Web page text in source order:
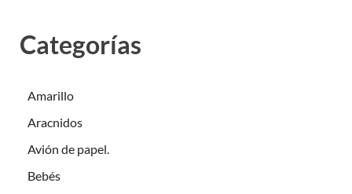
Categorías
Amarillo
Aracnidos
Avión de papel.
Bebés